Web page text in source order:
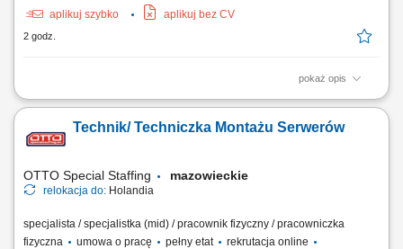
aplikuj szybko
aplikuj bez CV
2 godz.
pokaż opis
Praca w firmie oznacza pracę w szybko rozwijającej się,
środowiska, w którym liczą się innowacje i rozwój. Jasne procesy i
praca zespołowa pomagają ludziom skutecznie współpracować. Masz
Technik/ Techniczka Montażu Serwerów
OTTO Special Staffing mazowieckie
relokacja do: Holandia
specjalista / specjalistka (mid) / pracownik fizyczny / pracowniczka
fizyczna
umowa o pracę pełny etat
rekrutacja online